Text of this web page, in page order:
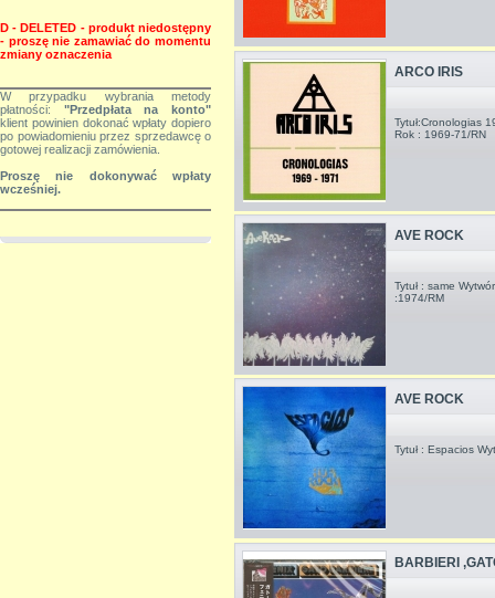
D - DELETED - produkt niedostępny
- proszę nie zamawiać do momentu
zmiany oznaczenia
W przypadku wybrania metody
płatności: "Przedpłata na konto"
klient powinien dokonać wpłaty dopiero
po powiadomieniu przez sprzedawcę o
gotowej realizacji zamówienia.
Proszę nie dokonywać wpłaty
wcześniej.
ARCO IRIS
Tytuł:Cronologias
Rok : 1969-71/RN
AVE ROCK
Tytuł : same
:1974/RM
AVE ROCK
Tytuł : Espacios
BARBIERI